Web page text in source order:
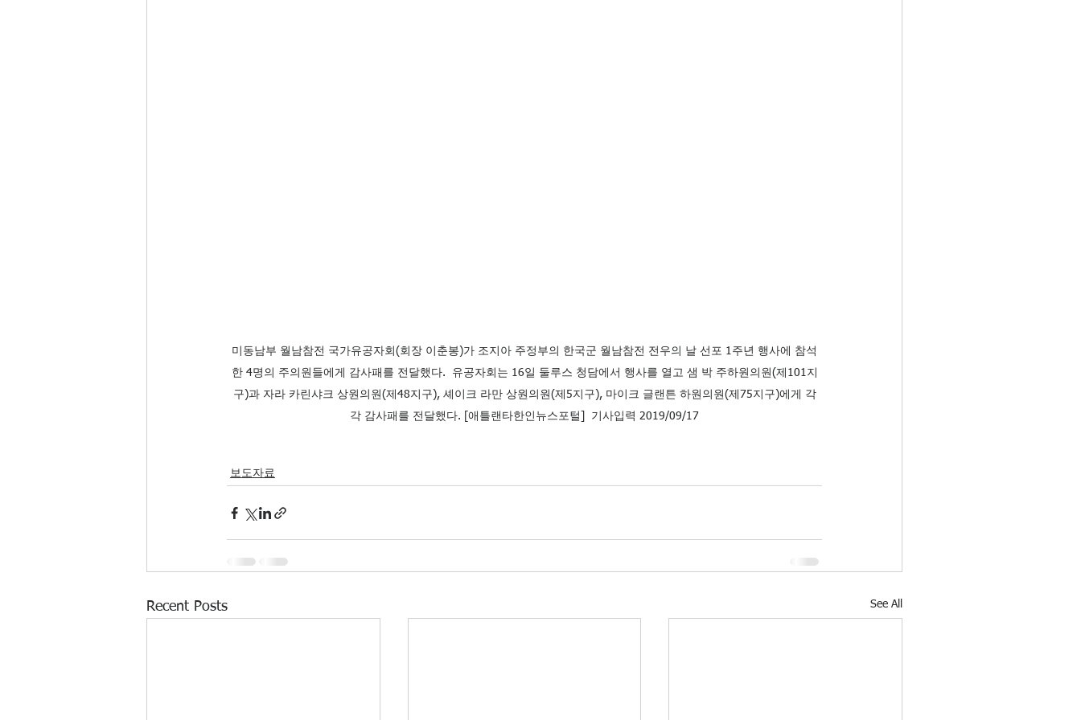
미동남부 월남참전 국가유공자회(회장 이춘봉)가 조지아 주정부의 한국군 월남참전 전우의 날 선포 1주년 행사에 참석
한 4명의 주의원들에게 감사패를 전달했다.  유공자회는 16일 둘루스 청담에서 행사를 열고 샘 박 주하원의원(제101지
구)과 자라 카린샤크 상원의원(제48지구), 셰이크 라만 상원의원(제5지구), 마이크 글랜튼 하원의원(제75지구)에게 각
각 감사패를 전달했다. [애틀랜타한인뉴스포털]  기사입력 2019/09/17
보도자료
Recent Posts See All